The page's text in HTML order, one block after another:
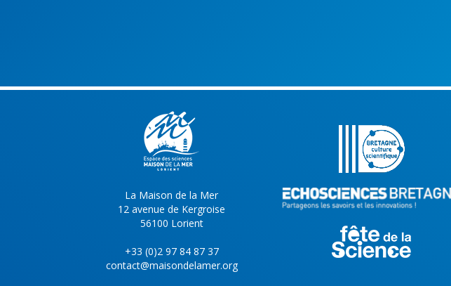
La Maison de la Mer
12 avenue de Kergroise
56100 Lorient
+33 (0)2 97 84 87 37
contact@maisondelamer.org